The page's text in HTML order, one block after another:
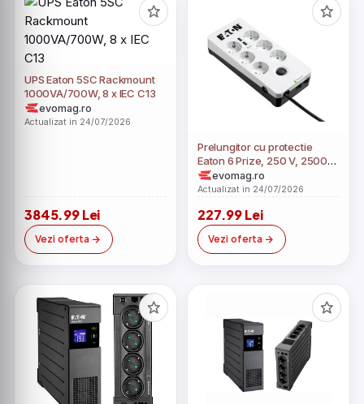
UPS Eaton 5SC Rackmount
1000VA/700W, 8 x IEC C13
evomag.ro
Actualizat in 24/07/2026
3845.99 Lei
Vezi oferta
Prelungitor cu protectie
Eaton 6 Prize, 250 V, 2500
W, 60 Hz, Schuko, Negru/Alb
evomag.ro
Actualizat in 24/07/2026
227.99 Lei
Vezi oferta